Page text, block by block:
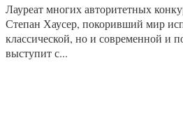
Лауреат многих авторитетных
Степан Хаусер, покоривший мир
классической, но и современной и
выступит с...